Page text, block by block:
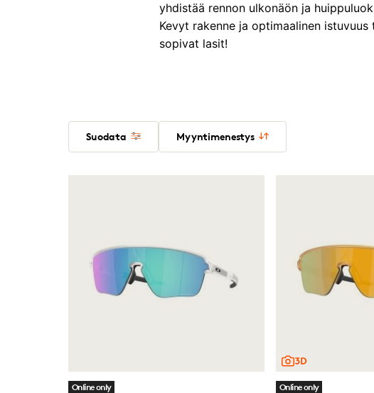
yhdistää rennon ulkonäön ja
Kevyt rakenne ja optimaalinen
sopivat lasit!
Suodata Myyntimenestys
Online only Online only